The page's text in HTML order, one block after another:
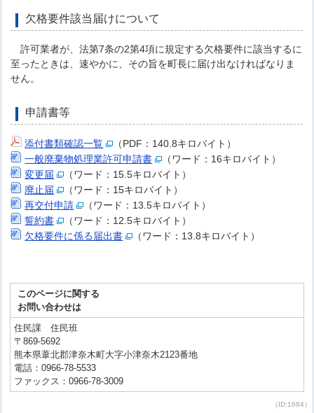
欠格要件該当届けについて
許可業者が、法第7条の2第4項に規定する欠格要件に該当するに
至ったときは、速やかに、その旨を町長に届け出なければなりま
せん。
申請書等
添付書類確認一覧
（PDF：140.8キロバイト）
一般廃棄物処理業許可申請書
（ワード：16キロバイト）
変更届
（ワード：15.5キロバイト）
廃止届
（ワード：15キロバイト）
再交付申請
（ワード：13.5キロバイト）
誓約書
（ワード：12.5キロバイト）
欠格要件に係る届出書
（ワード：13.8キロバイト）
このページに関する
お問い合わせは
住民課 住民班
〒869-5692
熊本県葦北郡津奈木町大字小津奈木2123番地
電話：0966-78-5533
ファックス：0966-78-3009
（ID:1684）